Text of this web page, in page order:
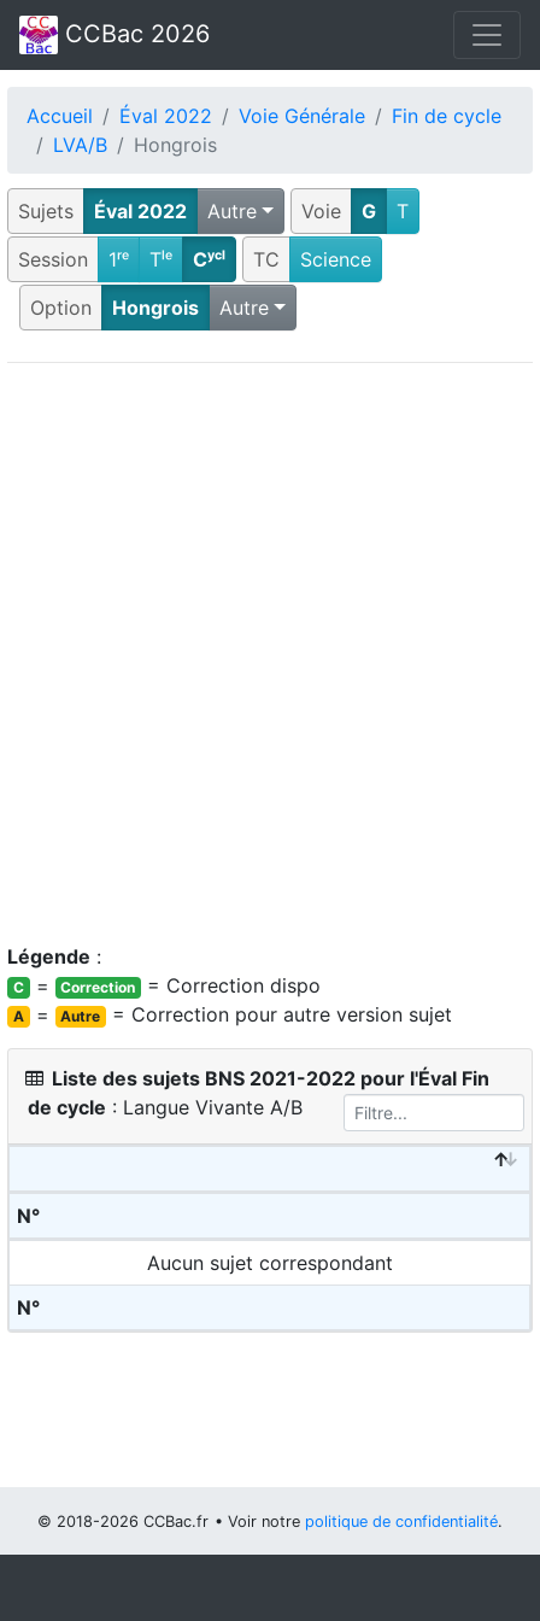
CCBac 2026
Accueil Éval 2022 Voie Générale
Fin de cycle
LVA/B
Hongrois
Sujets Éval 2022 Autre Voie G
T
Session
1ʳᵉ Tˡᵉ Cʸᶜˡ TC
Science
Option
Hongrois Autre
Légende :
C = Correction = Correction dispo
A = Autre = Correction pour autre version sujet
Liste des sujets BNS 2021-2022 pour l'Éval Fin
de cycle : Langue Vivante A/B
N°
N°
Aucun sujet correspondant
© 2018-2026 CCBac.fr • Voir notre politique de confidentialité.